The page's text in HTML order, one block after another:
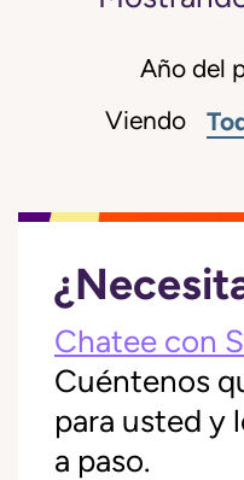
Año del
Viendo
Chatee con
Cuéntenos
para usted y
a paso.